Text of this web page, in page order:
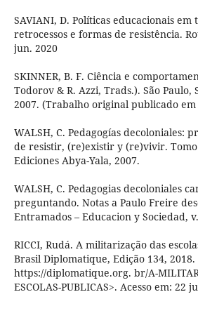
SAVIANI, D. Políticas educacionais em
retrocessos e formas de resistência.
jun. 2020
SKINNER, B. F. Ciência e
Todorov & R. Azzi, Trads.). São Paulo,
2007. (Trabalho original publicado em
WALSH, C. Pedagogías decoloniales:
de resistir, (re)existir y (re)vivir.
Ediciones Abya-Yala, 2007.
WALSH, C. Pedagogias decoloniales
preguntando. Notas a Paulo Freire
Entramados – Educacion y Sociedad,
RICCI, Rudá. A militarização das
Brasil Diplomatique, Edição 134,
https://diplomatique.org. br/A-
ESCOLAS-PUBLICAS>. Acesso em: 22